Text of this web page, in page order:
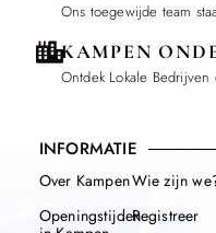
Ons toegewijde team
KAMPEN
Ontdek Lokale Bedrijven
INFORMATIE
Over Kampen
Openingstijden
Wie zijn
Registreer